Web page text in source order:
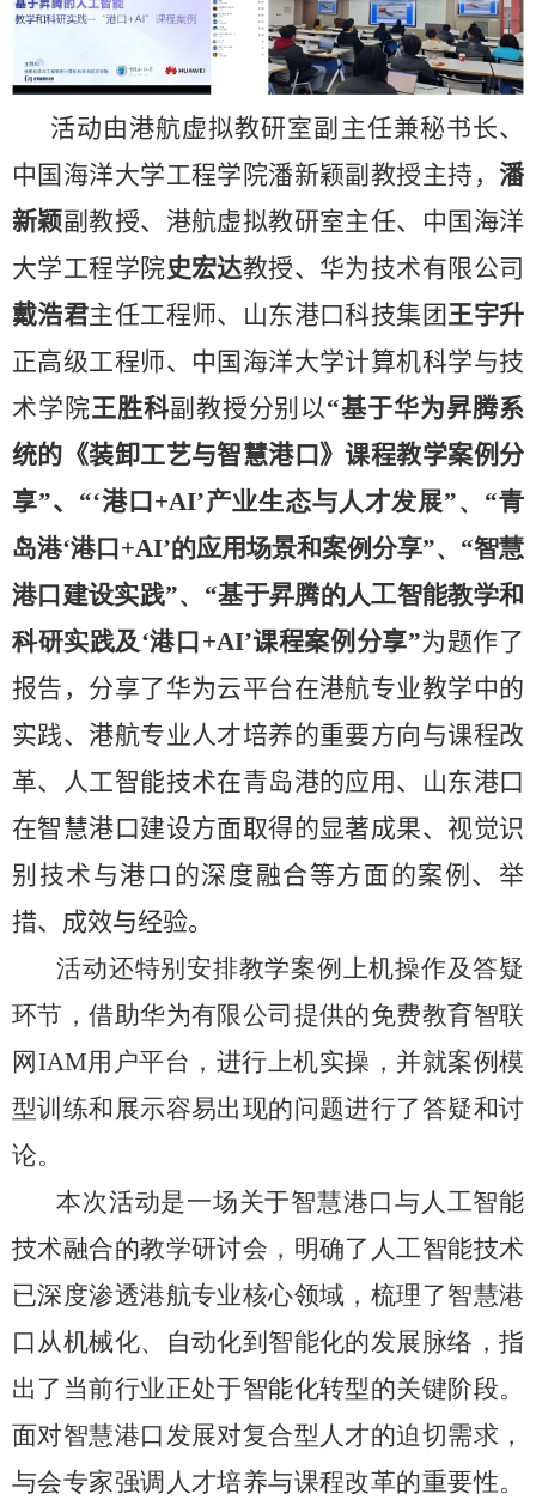
活动由港航虚拟教研室副主任兼秘书长、
中国海洋大学工程学院潘新颖副教授主持， 潘
新颖副教授、港航虚拟教研室主任、中国海洋
大学工程学院史宏达教授、华为技术有限公司
戴浩君主任工程师、山东港口科技集团王宇升
正高级工程师、中国海洋大学计算机科学与技
术学院王胜科副教授分别以“基于华为昇腾系
统的《装卸工艺与智慧港口》课程教学案例分
享”、“‘港口+AI’产业生态与人才发展”、“青
岛港‘港口+AI’的应用场景和案例分享”、“智慧
港口建设实践”、“基于昇腾的人工智能教学和
科研实践及‘港口 +AI’课程案例分享”为题作了
报告，分享了华为云平台在港航专业教学中的
实践、港航专业人才培养的重要方向与课程改
革、人工智能技术在青岛港的应用、山东港口
在智慧港口建设方面取得的显著成果、视觉识
别技术与港口的深度融合等方面的案例、举
措、成效与经验。
活动还特别安排教学案例上机操作及答疑
环节，借助华为有限公司提供的免费教育智联
网IAM用户平台，进行上机实操，并就案例模
型训练和展示容易出现的问题进行了答疑和讨
论。
本次活动是一场关于智慧港口与人工智能
技术融合的教学研讨会，明确了人工智能技术
已深度渗透港航专业核心领域，梳理了智慧港
口从机械化、自动化到智能化的发展脉络，指
出了当前行业正处于智能化转型的关键阶段。
面对智慧港口发展对复合型人才的迫切需求，
与会专家强调人才培养与课程改革的重要性。